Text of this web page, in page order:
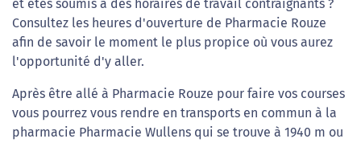
et êtes soumis à des horaires de travail contraignants ?
Consultez les heures d'ouverture de Pharmacie Rouze
afin de savoir le moment le plus propice où vous aurez
l'opportunité d'y aller.
Après être allé à Pharmacie Rouze pour faire vos courses
vous pourrez vous rendre en transports en commun à la
pharmacie Pharmacie Wullens qui se trouve à 1940 m ou